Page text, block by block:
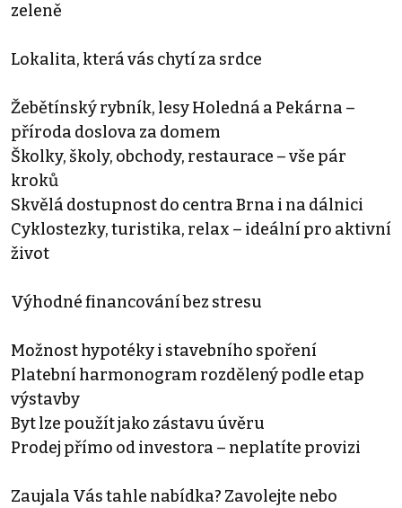
zeleně
Lokalita, která vás chytí za srdce
Žebětínský rybník, lesy Holedná a Pekárna –
příroda doslova za domem
Školky, školy, obchody, restaurace – vše pár
kroků
Skvělá dostupnost do centra Brna i na dálnici
Cyklostezky, turistika, relax – ideální pro aktivní
život
Výhodné financování bez stresu
Možnost hypotéky i stavebního spoření
Platební harmonogram rozdělený podle etap
výstavby
Byt lze použít jako zástavu úvěru
Prodej přímo od investora – neplatíte provizi
Zaujala Vás tahle nabídka? Zavolejte nebo